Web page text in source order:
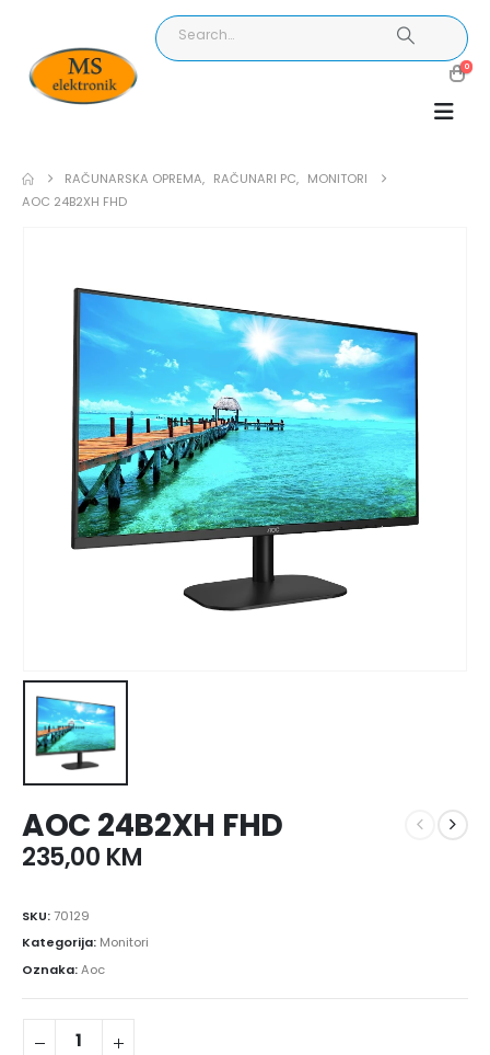
0
RAČUNARSKA OPREMA, RAČUNARI PC, MONITORI
AOC 24B2XH FHD
AOC 24B2XH FHD
235,00 KM
SKU:70129
Kategorija: Monitori
Oznaka:Aoc